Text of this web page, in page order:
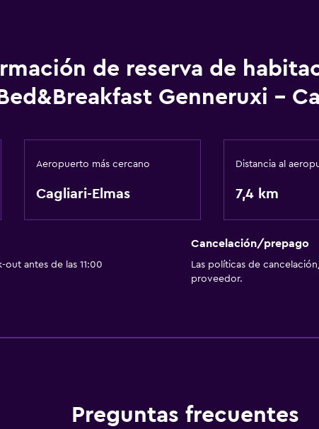
Baño
Salud y seguridad
de reserva de
Genneruxi -
Aeropuerto más cercano
Cagliari-Elmas
Distancia al
7,4 km
antes de las 11:00
Cancelación/prepago
Las políticas de
proveedor.
Preguntas frecuentes